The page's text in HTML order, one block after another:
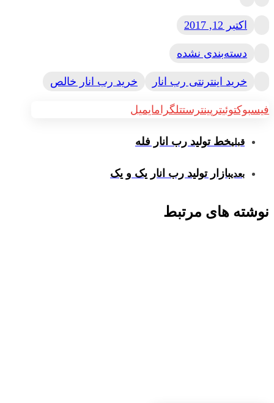
اکتبر 12, 2017
دسته‌بندی نشده
خرید اینترنتی رب انار خرید رب انار خالص
فیسبوکتوئیتر پینترستتلگرامایمیل
قبلیخط تولید رب انار فله
بعدیبازار تولید رب انار یک و یک
نوشته های مرتبط